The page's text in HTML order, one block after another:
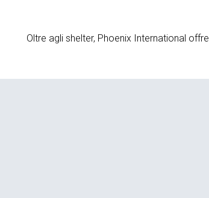
Oltre agli shelter, Phoenix International offre